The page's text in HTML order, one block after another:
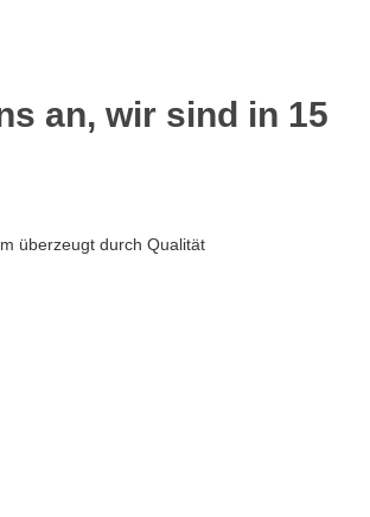
an, wir sind in 15
überzeugt durch Qualität